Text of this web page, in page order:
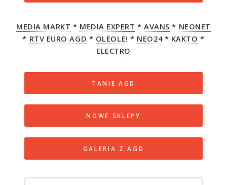
MEDIA MARKT * MEDIA EXPERT *AVANS * NEONET
* RTV EURO AGD * OLEOLE! * NEO24* KAKTO *
ELECTRO
TANIE AGD
NOWE SKLEPY
GALERIA Z AGD